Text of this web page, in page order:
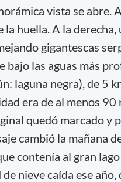
vista se abre.
huella. A la derecha,
gigantescas
las aguas más
laguna negra), de 5
era de al menos 90
quedó marcado y
cambió la mañana
contenía al gran
nieve caída ese